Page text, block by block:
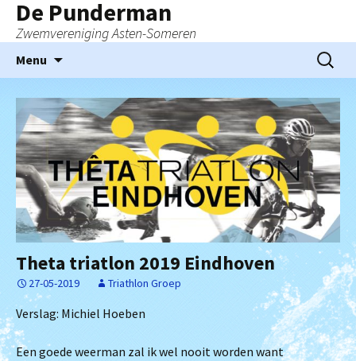
De Punderman
Zwemvereniging Asten-Someren
Menu
inhoud
Zoeken
naar:
Theta triatlon 2019 Eindhoven
27-05-2019 Triathlon Groep
Verslag: Michiel Hoeben
Een goede weerman zal ik wel nooit worden want